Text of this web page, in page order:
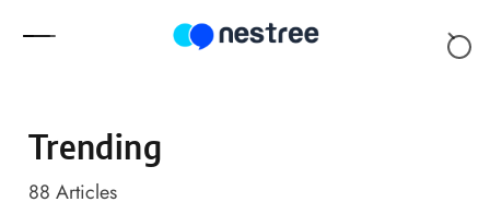
Trending
88 Articles